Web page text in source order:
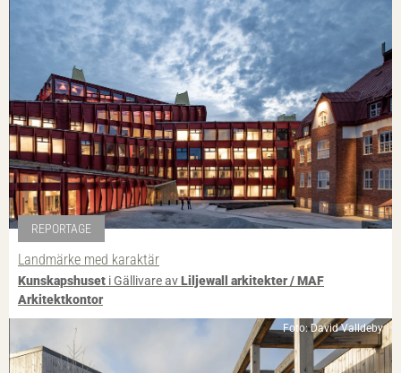
REPORTAGE
Landmärke med karaktär
Kunskapshuset i Gällivare avLiljewall arkitekter / MAF
Arkitektkontor
Foto: David Valldeby